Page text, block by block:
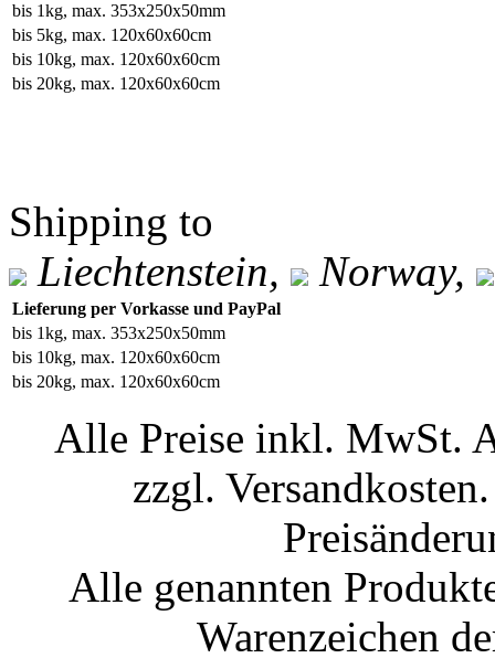
bis 1kg, max. 353x250x50mm
bis 5kg, max. 120x60x60cm
bis 10kg, max. 120x60x60cm
bis 20kg, max. 120x60x60cm
Shipping to
Liechtenstein,
Norway,
Lieferung per Vorkasse und PayPal
bis 1kg, max. 353x250x50mm
bis 10kg, max. 120x60x60cm
bis 20kg, max. 120x60x60cm
Alle Preise inkl. MwSt.
zzgl.
Alle genannten
Warenzeichen